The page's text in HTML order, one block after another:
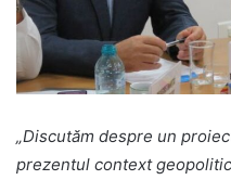
„Discutăm despre un
prezentul context